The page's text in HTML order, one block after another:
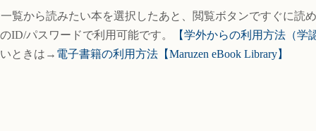
覧から読みたい本を選択したあと、閲覧ボタンですぐに読め
ID/パスワードで利用可能です。
【学外からの利用方法（学
ときは→ 電子書籍の利用方法【Maruzen eBook Library】